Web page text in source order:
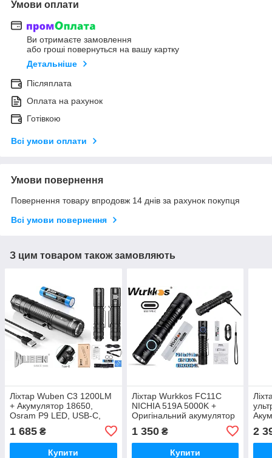
Умови оплати
Ви отримаєте замовлення
або гроші повернуться на вашу картку
Детальніше
Післяплата
Оплата на рахунок
Готівкою
Всі умови оплати
Умови повернення
Повернення товару впродовж 14 днів за рахунок покупця
Всі умови повернення
З цим товаром також замовляють
Ліхтар Wuben C3 1200LM
+ Акумулятор 18650,
Osram P9 LED, USB-C,
1 685 ₴
Купити
Ліхтар Wurkkos FC11C
NICHIA 519A 5000K +
Оригінальний акумулятор
3000mAh 18650 (1300LM,
USB-C, 90 CRI,
Нейтральне світло)
1 350₴
Купити
2